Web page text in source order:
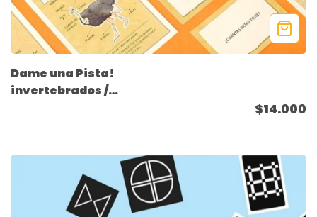
Dame una Pista!
invertebrados /
$14.000